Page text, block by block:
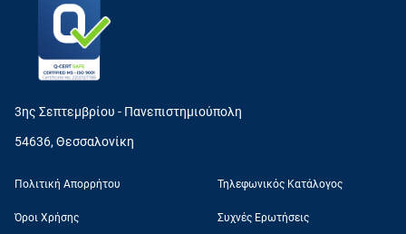
3ης Σεπτεμβρίου - Πανεπιστημιούπολη
54636, Θεσσαλονίκη
Πολιτική Απορρήτου
Όροι Χρήσης
Τηλεφωνικός Κατάλογος
Συχνές Ερωτήσεις